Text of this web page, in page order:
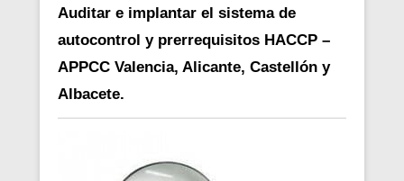
Auditar e implantar el sistema de
autocontrol y prerrequisitos HACCP –
APPCC Valencia, Alicante, Castellón y
Albacete.